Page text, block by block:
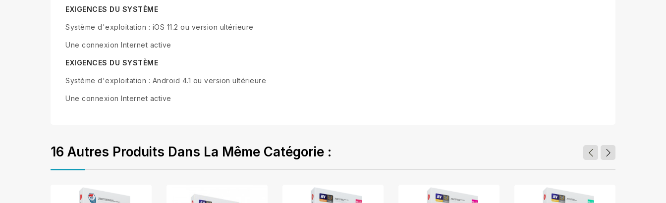
EXIGENCES DU SYSTÈME
Système d'exploitation : iOS 11.2 ou version ultérieure
Une connexion Internet active
EXIGENCES DU SYSTÈME
Système d'exploitation : Android 4.1 ou version ultérieure
Une connexion Internet active
16 Autres Produits Dans La Même Catégorie :